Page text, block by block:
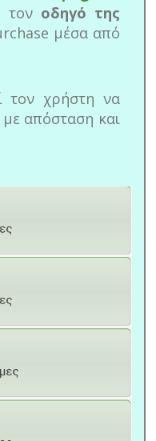
τον οδηγό της
μέσα από
τον χρήστη να
με απόσταση και